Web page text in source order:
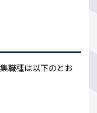
職種は以下のとお